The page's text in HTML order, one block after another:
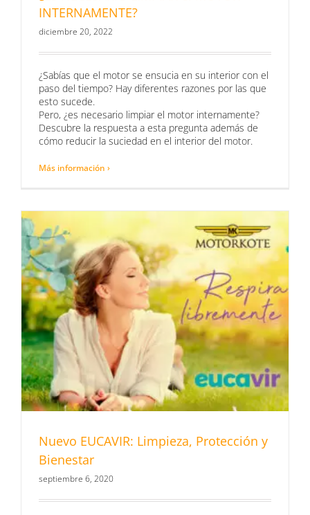
INTERNAMENTE?
diciembre 20, 2022
¿Sabías que el motor se ensucia en su interior con el
paso del tiempo? Hay diferentes razones por las que
esto sucede.
Pero, ¿es necesario limpiar el motor internamente?
Descubre la respuesta a esta pregunta además de
cómo reducir la suciedad en el interior del motor.
Más información ›
Nuevo EUCAVIR: Limpieza, Protección y
Bienestar
septiembre 6, 2020